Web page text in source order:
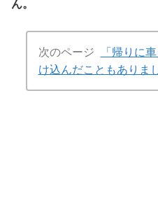
ん。
次のページ
「帰りに
け込んだこともありま